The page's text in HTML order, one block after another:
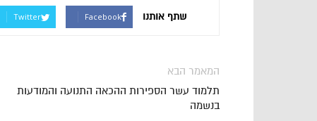
שתף אותנו Facebook
Twitter
המאמר הבא
תלמוד עשר הספירות ההכאה התנועה והמודעות
בנשמה